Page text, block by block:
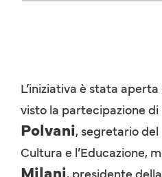
L’iniziativa è stata
visto la partecipazione di
Polvani, segretario
Cultura e l’Educazione,
Milani, presidente